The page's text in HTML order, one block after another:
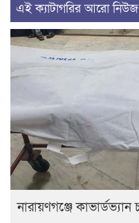
এই ক্যাটাগরির আরো নিউজ
নারায়ণগঞ্জে কাভার্ডভ্যান